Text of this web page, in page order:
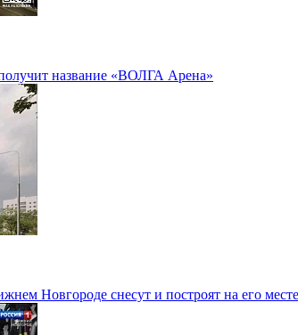
название «ВОЛГА Арена»
Новгороде снесут и построят на его